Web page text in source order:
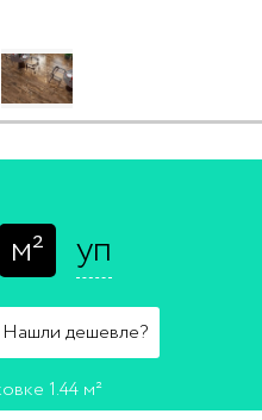
м² уп
Нашли дешевле?
1.44 м²